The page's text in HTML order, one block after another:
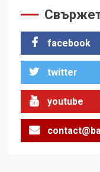
facebook
twitter
youtube